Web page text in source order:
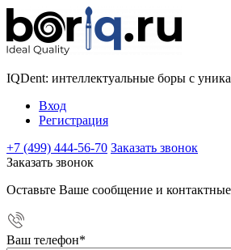
IQDent: интеллектуальные боры с
Вход
Регистрация
+7 (499) 444-56-70 Заказать звонок
Заказать звонок
Оставьте Ваше сообщение и
Ваш телефон*